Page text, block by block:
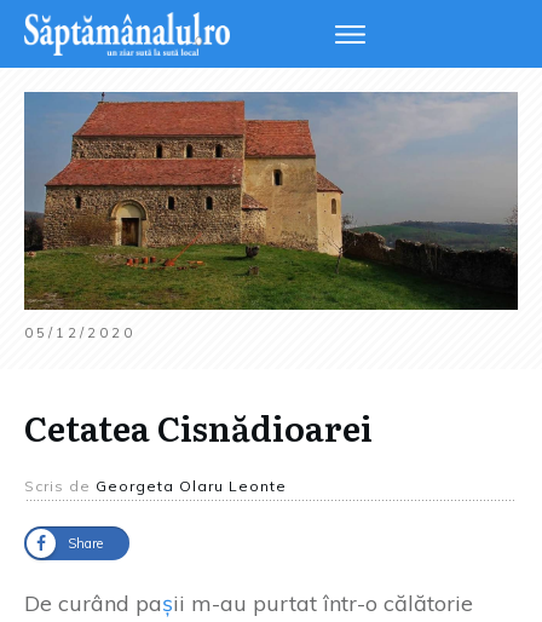
05/12/2020
Cetatea Cisnădioarei
Scris de Georgeta Olaru Leonte
Share
De curând pașii m-au purtat într-o călătorie